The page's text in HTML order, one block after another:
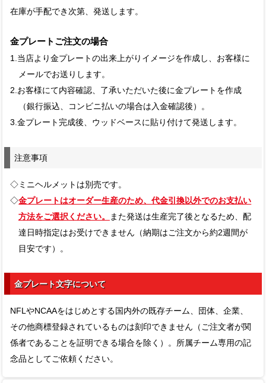
在庫が手配でき次第、発送します。
金プレートご注文の場合
1.当店より金プレートの出来上がりイメージを作成し、お客様に
メールでお送りします。
2.お客様にて内容確認、了承いただいた後に金プレートを作成
（銀行振込、コンビニ払いの場合は入金確認後）。
3.金プレート完成後、ウッドベースに貼り付けて発送します。
注意事項
◇ミニヘルメットは別売です。
◇金プレートはオーダー生産のため、代金引換以外でのお支払い
方法をご選択ください。
また発送は生産完了後となるため、配
達日時指定はお受けできません（納期はご注文から約2週間が
目安です）。
金プレート文字について
NFLやNCAAをはじめとする国内外の既存チーム、団体、企業、
その他商標登録されているものは刻印できません（ご注文者が関
係者であることを証明できる場合を除く）。所属チーム専用の記
念品としてご依頼ください。